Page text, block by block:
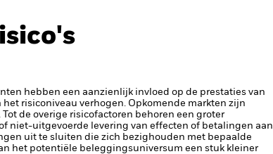
hebben een aanzienlijk invloed op de prestaties van
risiconiveau verhogen. Opkomende markten zijn
de overige risicofactoren behoren een groter
niet-uitgevoerde levering van effecten of betalingen aan
uit te sluiten die zich bezighouden met bepaalde
het potentiële beleggingsuniversum een stuk kleiner